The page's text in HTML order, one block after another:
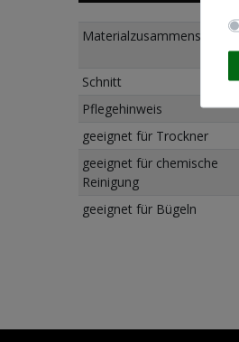
Schnitt
Pflegehinweis
geeignet für Trockner
geeignet für chemische
Reinigung
geeignet für Bügeln